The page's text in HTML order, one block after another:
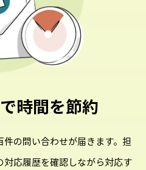
時間を節約
の問い合わせが届きます。担
応履歴を確認しながら対応す